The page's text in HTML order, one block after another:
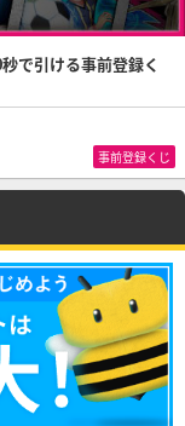
で引ける事前登録く
事前登録くじ